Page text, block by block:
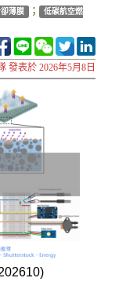
卻薄膜 ；
低碳航空燃
發表於 2026年5月8日